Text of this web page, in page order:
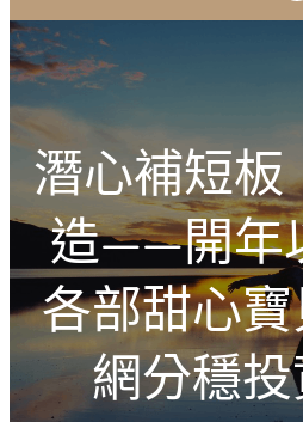
容
e
h
潛心補短板
造——開年
各部甜心
網分穩